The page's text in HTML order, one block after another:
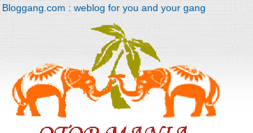
Bloggang.com : weblog for you and your gang